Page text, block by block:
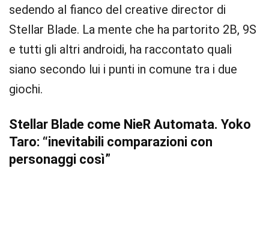
sedendo al fianco del creative director di
Stellar Blade. La mente che ha partorito 2B, 9S
e tutti gli altri androidi, ha raccontato quali
siano secondo lui i punti in comune tra i due
giochi.
Stellar Blade come NieR Automata. Yoko
Taro: “inevitabili comparazioni con
personaggi così”